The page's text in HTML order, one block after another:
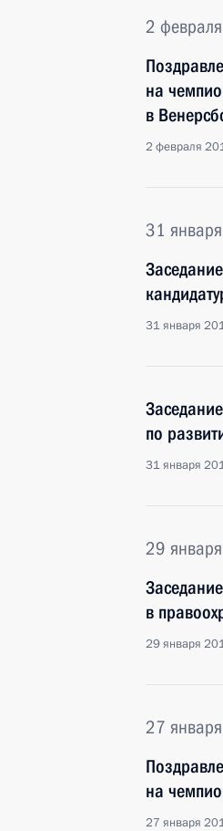
2
на
в
2 февраля
31
31 января
по
31 января
29
в
29 января
27
на
27 января